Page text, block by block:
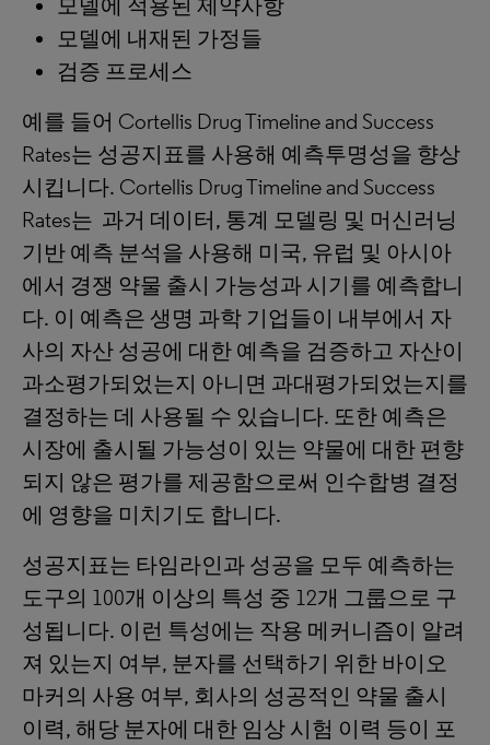
모델에 적용된 제약사항
모델에 내재된 가정들
검증 프로세스
예를 들어 Cortellis Drug Timeline and Success
Rates는 성공지표를 사용해 예측투명성을 향상
시킵니다. Cortellis Drug Timeline and Success
Rates는 과거 데이터, 통계 모델링 및 머신러닝
기반 예측 분석을 사용해 미국, 유럽 및 아시아
에서 경쟁 약물 출시 가능성과 시기를 예측합니
다. 이 예측은 생명 과학 기업들이 내부에서 자
사의 자산 성공에 대한 예측을 검증하고 자산이
과소평가되었는지 아니면 과대평가되었는지를
결정하는 데 사용될 수 있습니다. 또한 예측은
시장에 출시될 가능성이 있는 약물에 대한 편향
되지 않은 평가를 제공함으로써 인수합병 결정
에 영향을 미치기도 합니다.
성공지표는 타임라인과 성공을 모두 예측하는
도구의 100개 이상의 특성 중 12개 그룹으로 구
성됩니다. 이런 특성에는 작용 메커니즘이 알려
져 있는지 여부, 분자를 선택하기 위한 바이오
마커의 사용 여부, 회사의 성공적인 약물 출시
이력, 해당 분자에 대한 임상 시험 이력 등이 포